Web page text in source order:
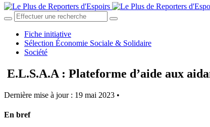
Fiche initiative
Sélection Économie Sociale & Solidaire
Société
E.L.S.A.A : Plateforme d’aide aux
Dernière mise à jour : 19 mai 2023 •
En bref